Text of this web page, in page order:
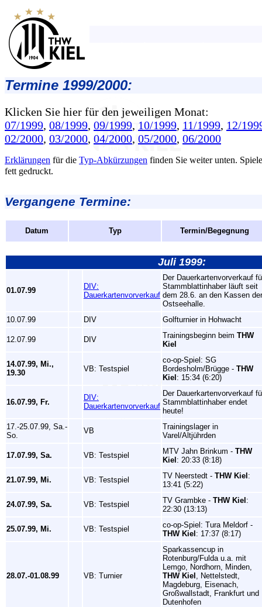
Termine 1999/2000:
Klicken Sie hier für den jeweiligen Monat:
07/1999, 08/1999, 09/1999, 10/1999, 11/1999, 12/
02/2000, 03/2000, 04/2000, 05/2000, 06/2000
Erklärungen für die Typ-Abkürzungen finden Sie weiter unten.
fett gedruckt.
Vergangene Termine:
Datum Typ Termin/Begegnung
Juli 1999:
01.07.99
DIV:
Dauerkartenvorverkauf
Der Dauerkartenvorverkauf
Stammblattinhaber läuft seit
dem 28.6. an den Kassen der
Ostseehalle.
10.07.99
DIV Golfturnier in Hohwacht
12.07.99 DIV Trainingsbeginn beim THW
Kiel
14.07.99, Mi.,
19.30
VB: Testspiel
co-op-Spiel: SG
Bordesholm/Brügge - THW
Kiel : 15:34 (6:20)
16.07.99, Fr.
DIV:
Dauerkartenvorverkauf
Der Dauerkartenvorverkauf
Stammblattinhaber endet
heute!
17.-25.07.99, Sa.-
So.
VB
Trainingslager in
Varel/Altjührden
17.07.99, Sa. VB: Testspiel MTV Jahn Brinkum - THW
Kiel : 20:33 (8:18)
21.07.99, Mi. VB: Testspiel TV Neerstedt - THW Kiel :
13:41 (5:22)
24.07.99, Sa. VB: Testspiel TV Grambke - THW Kiel :
22:30 (13:13)
25.07.99, Mi. VB: Testspiel
co-op-Spiel: Tura Meldorf -
THW Kiel : 17:37 (8:17)
28.07.-01.08.99 VB: Turnier
Sparkassencup in
Rotenburg/Fulda u.a. mit
Lemgo, Nordhorn, Minden,
THW Kiel
, Nettelstedt,
Magdeburg, Eisenach,
Großwallstadt, Frankfurt und
Dutenhofen